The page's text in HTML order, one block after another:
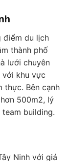
điểm du lịch
thành phố
lưới chuyên
với khu vực
thực. Bên cạnh
500m2, lý
building.
Ninh với giá